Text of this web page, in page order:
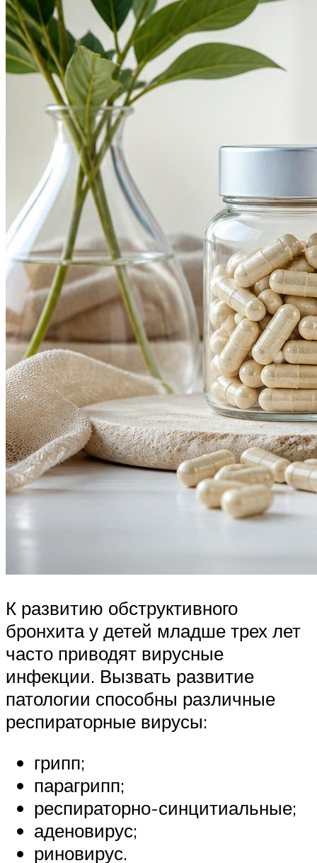
К развитию обструктивного
бронхита у детей младше трех лет
часто приводят вирусные
инфекции. Вызвать развитие
патологии способны различные
респираторные вирусы:
грипп;
парагрипп;
респираторно-синцитиальные;
аденовирус;
риновирус.